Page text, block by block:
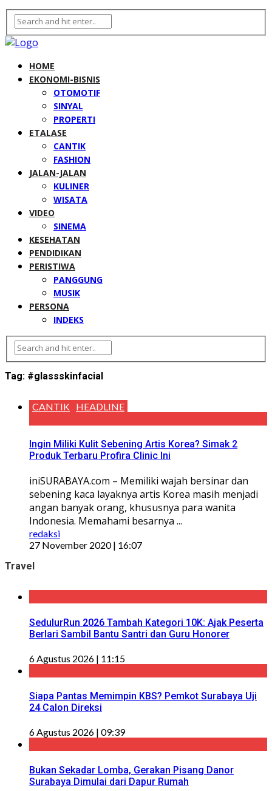
HOME
EKONOMI-BISNIS
OTOMOTIF
SINYAL
PROPERTI
ETALASE
CANTIK
FASHION
JALAN-JALAN
KULINER
WISATA
VIDEO
SINEMA
KESEHATAN
PENDIDIKAN
PERISTIWA
PANGGUNG
MUSIK
PERSONA
INDEKS
Tag: #glassskinfacial
CANTIK HEADLINE
Ingin Miliki Kulit Sebening Artis Korea? Simak 2
Produk Terbaru Profira Clinic Ini
iniSURABAYA.com – Memiliki wajah bersinar dan
sebening kaca layaknya artis Korea masih menjadi
angan banyak orang, khususnya para wanita
Indonesia. Memahami besarnya ...
redaksi
27 November 2020 | 16:07
Travel
SedulurRun 2026 Tambah Kategori 10K: Ajak Peserta
Berlari Sambil Bantu Santri dan Guru Honorer
6 Agustus 2026 | 11:15
Siapa Pantas Memimpin KBS? Pemkot Surabaya Uji
24 Calon Direksi
6 Agustus 2026 | 09:39
Bukan Sekadar Lomba, Gerakan Pisang Danor
Surabaya Dimulai dari Dapur Rumah